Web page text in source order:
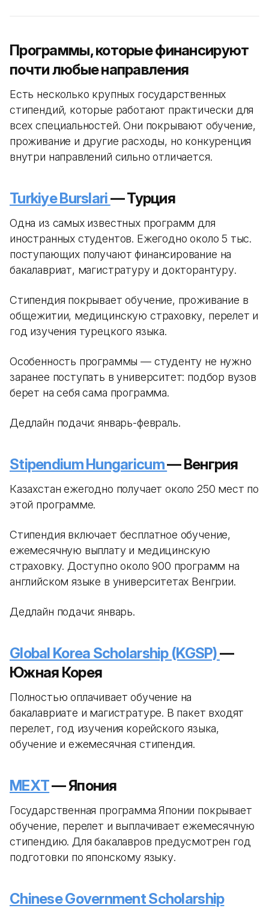
Программы, которые финансируют
почти любые направления
Есть несколько крупных государственных
стипендий, которые работают практически для
всех специальностей. Они покрывают обучение,
проживание и другие расходы, но конкуренция
внутри направлений сильно отличается.
Turkiye Burslari— Турция
Одна из самых известных программ для
иностранных студентов. Ежегодно около 5 тыс.
поступающих получают финансирование на
бакалавриат, магистратуру и докторантуру.
Стипендия покрывает обучение, проживание в
общежитии, медицинскую страховку, перелет и
год изучения турецкого языка.
Особенность программы — студенту не нужно
заранее поступать в университет: подбор вузов
берет на себя сама программа.
Дедлайн подачи: январь-февраль.
Stipendium Hungaricum— Венгрия
Казахстан ежегодно получает около 250 мест по
этой программе.
Стипендия включает бесплатное обучение,
ежемесячную выплату и медицинскую
страховку. Доступно около 900 программ на
английском языке в университетах Венгрии.
Дедлайн подачи: январь.
Global Korea Scholarship (KGSP)—
Южная Корея
Полностью оплачивает обучение на
бакалавриате и магистратуре. В пакет входят
перелет, год изучения корейского языка,
обучение и ежемесячная стипендия.
MEXT— Япония
Государственная программа Японии покрывает
обучение, перелет и выплачивает ежемесячную
стипендию. Для бакалавров предусмотрен год
подготовки по японскому языку.
Chinese Government Scholarship